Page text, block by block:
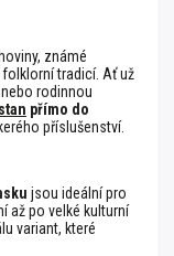
známé
tradicí. Ať už
rodinnou
přímo do
příslušenství.
jsou ideální pro
až po velké kulturní
variant, které